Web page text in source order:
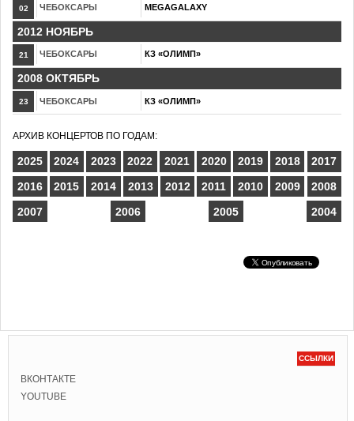
02 ЧЕБОКСАРЫ MEGAGALAXY
2012 НОЯБРЬ
21 ЧЕБОКСАРЫ КЗ «ОЛИМП»
2008 ОКТЯБРЬ
23 ЧЕБОКСАРЫ КЗ «ОЛИМП»
АРХИВ КОНЦЕРТОВ ПО ГОДАМ:
2025 2024 2023 2022 2021 2020 2019 2018
2017
2016
2015 2014 2013 2012 2011 2010 2009
2008
2007
2006 2005 2004
ССЫЛКИ
ВКОНТАКТЕ
YOUTUBE